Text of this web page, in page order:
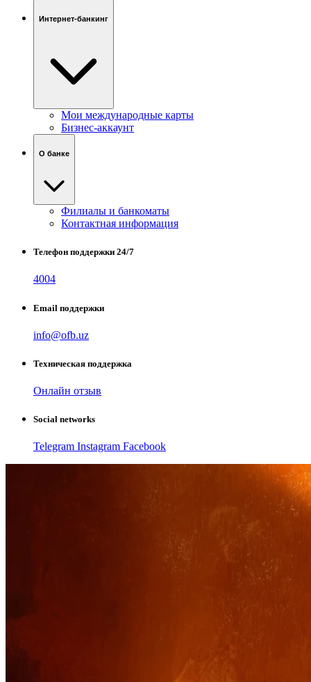
Интернет-банкинг
Мои международные карты
Бизнес-аккаунт
О банке
Филиалы и банкоматы
Контактная информация
Телефон поддержки 24/7
4004
Email поддержки
info@ofb.uz
Техническая поддержка
Онлайн отзыв
Social networks
Telegram Instagram Facebook